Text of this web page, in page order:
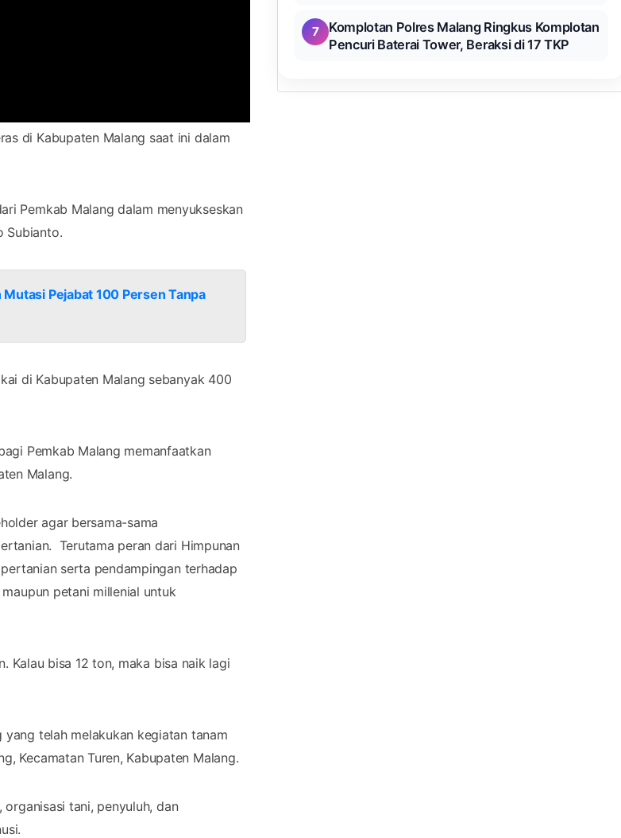
di Kabupaten Malang saat ini dalam
Pemkab Malang dalam menyukseskan
Subianto.
Pejabat 100 Persen Tanpa
di Kabupaten Malang sebanyak 400
Pemkab Malang memanfaatkan
Malang.
agar bersama-sama
Terutama peran dari Himpunan
serta pendampingan terhadap
petani millenial untuk
Kalau bisa 12 ton, maka bisa naik lagi
yang telah melakukan kegiatan tanam
Kecamatan Turen, Kabupaten Malang.
tani, penyuluh, dan
7
Komplotan Polres Malang Ringkus Komplotan
Pencuri Baterai Tower, Beraksi di 17 TKP